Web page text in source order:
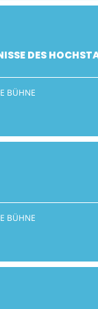
DES
BÜHNE
BÜHNE